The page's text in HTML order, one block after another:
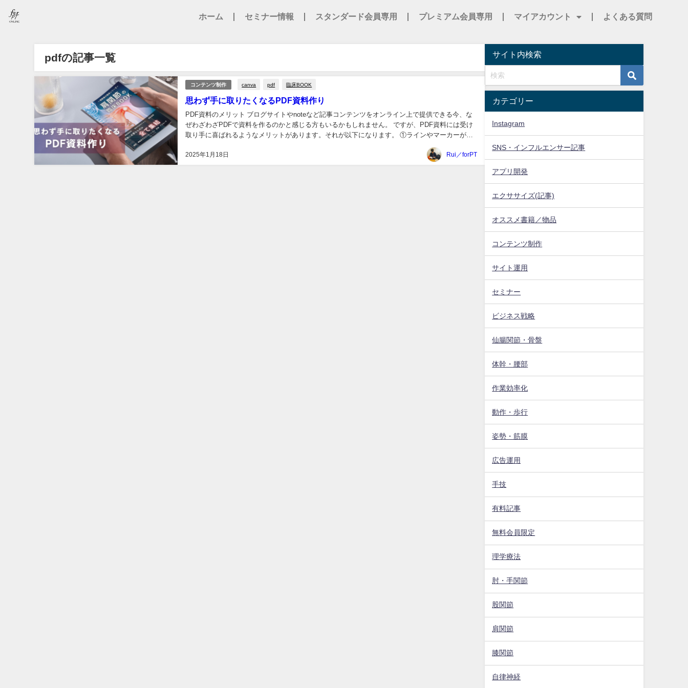
ホーム セミナー情報 スタンダード会員専用 プレミアム会員専用 マイアカウント よくある質問
pdfの記事一覧
コンテンツ制作 canva pdf 臨床BOOK
思わず手に取りたくなるPDF資料作り
2025年1月18日
PDF資料のメリット ブログサイトやnoteなど記事コンテンツをオンライン上で提供できる今、な
ぜわざわざPDFで資料を作るのかと感じる方もいるかもしれません。 ですが、PDF資料には受け
取り手に喜ばれるようなメリットがあります。それが以下になります。 ①ラインやマーカーが引
Rui／forPT
サイト内検索
カテゴリー
Instagram
SNS・インフルエンサー記事
アプリ開発
エクササイズ(記事)
オススメ書籍／物品
コンテンツ制作
サイト運用
セミナー
ビジネス戦略
仙腸関節・骨盤
体幹・腰部
作業効率化
動作・歩行
姿勢・筋膜
広告運用
手技
有料記事
無料会員限定
理学療法
肘・手関節
股関節
肩関節
膝関節
自律神経